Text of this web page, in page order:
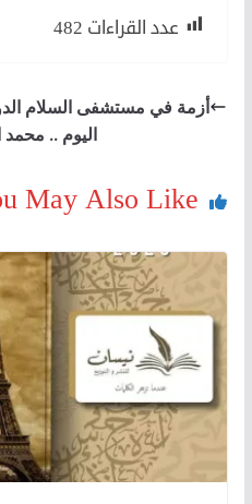
عدد القراءات 482
أزمة في مستشفى السلام
اليوم ..
May Also Like